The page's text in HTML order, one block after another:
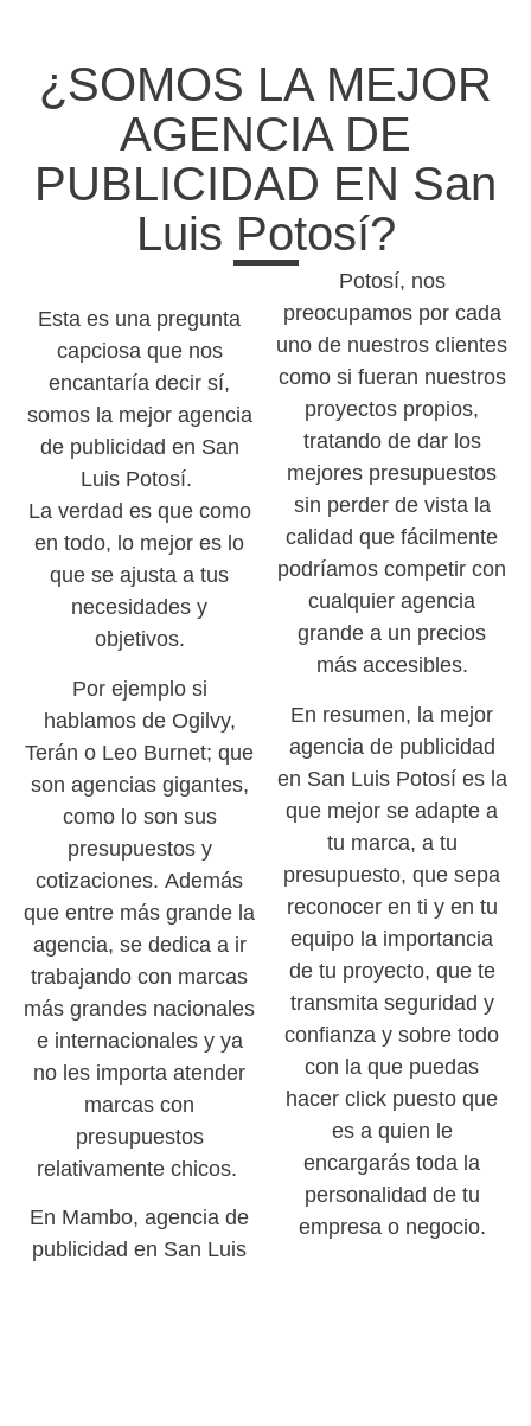
¿SOMOS LA MEJOR
AGENCIA DE
PUBLICIDAD EN San
Luis Potosí?
Esta es una pregunta
capciosa que nos
encantaría decir sí,
somos la mejor agencia
de publicidad en San
Luis Potosí.
La verdad es que como
en todo, lo mejor es lo
que se ajusta a tus
necesidades y
objetivos.
Por ejemplo si
hablamos de Ogilvy,
Terán o Leo Burnet; que
son agencias gigantes,
como lo son sus
presupuestos y
cotizaciones. Además
que entre más grande la
agencia, se dedica a ir
trabajando con marcas
más grandes nacionales
e internacionales y ya
no les importa atender
marcas con
presupuestos
relativamente chicos.
En Mambo, agencia de
publicidad en San Luis
Potosí, nos
preocupamos por cada
uno de nuestros clientes
como si fueran nuestros
proyectos propios,
tratando de dar los
mejores presupuestos
sin perder de vista la
calidad que fácilmente
podríamos competir con
cualquier agencia
grande a un precios
más accesibles.
En resumen, la mejor
agencia de publicidad
en San Luis Potosí es la
que mejor se adapte a
tu marca, a tu
presupuesto, que sepa
reconocer en ti y en tu
equipo la importancia
de tu proyecto, que te
transmita seguridad y
confianza y sobre todo
con la que puedas
hacer click puesto que
es a quien le
encargarás toda la
personalidad de tu
empresa o negocio.